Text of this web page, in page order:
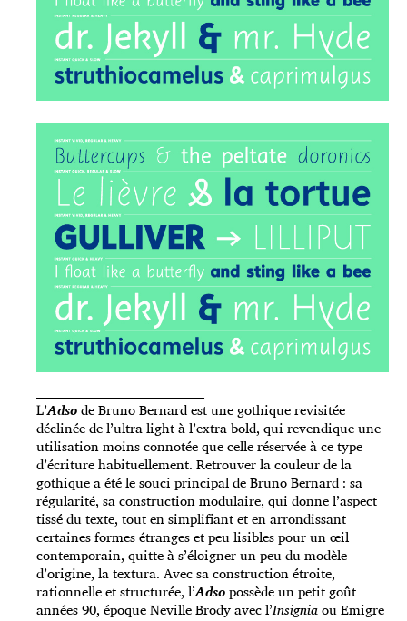
L’Adsode Bruno Bernard est une gothique revisitée
déclinée de l’ultra light à l’extra bold, qui revendique une
utilisation moins connotée que celle réservée à ce type
d’écriture habituellement. Retrouver la couleur de la
gothique a été le souci principal de Bruno Bernard : sa
régularité, sa construction modulaire, qui donne l’aspect
tissé du texte, tout en simplifiant et en arrondissant
certaines formes étranges et peu lisibles pour un œil
contemporain, quitte à s’éloigner un peu du modèle
d’origine, la textura. Avec sa construction étroite,
rationnelle et structurée, l’Adsopossède un petit goût
années 90, époque Neville Brody avec l’Insigniaou Emigre